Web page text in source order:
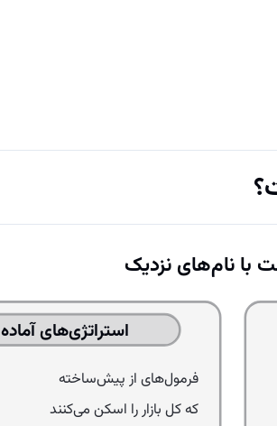
با نام‌های نزدیک
استراتژی‌های آماده
فرمول‌های از پیش‌ساخته
که کل بازار را اسکن می‌کنند